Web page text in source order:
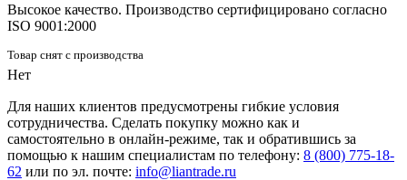
Высокое качество. Производство сертифицировано согласно
ISO 9001:2000
Товар снят с производства
Нет
Для наших клиентов предусмотрены гибкие условия
сотрудничества. Сделать покупку можно как и
самостоятельно в онлайн-режиме, так и обратившись за
помощью к нашим специалистам по телефону: 8 (800) 775-18-
62 или по эл. почте: info@liantrade.ru